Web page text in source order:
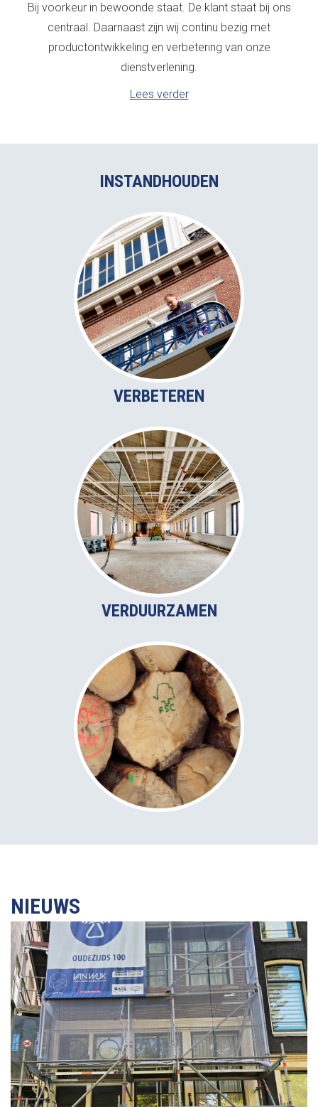
Bij voorkeur in bewoonde staat. De klant staat bij ons
centraal. Daarnaast zijn wij continu bezig met
productontwikkeling en verbetering van onze
dienstverlening.
Lees verder
INSTANDHOUDEN
VERBETEREN
VERDUURZAMEN
NIEUWS